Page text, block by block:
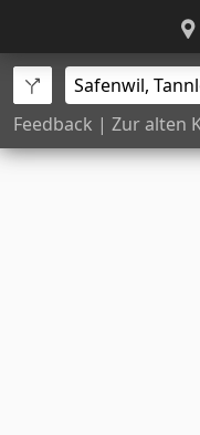
Feedback | Zur alten